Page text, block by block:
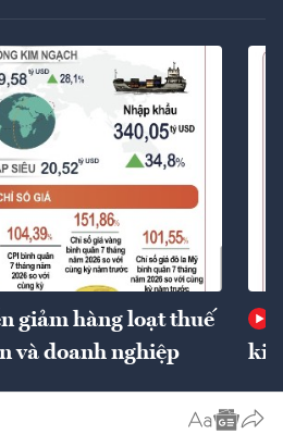
giảm hàng loạt thuế
và doanh nghiệp